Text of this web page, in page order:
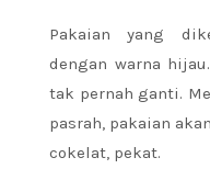
Pakaian yang
dengan warna
tak pernah ganti.
pasrah, pakaian
cokelat, pekat.